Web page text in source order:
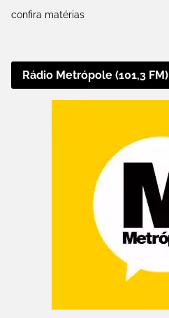
confira matérias
Rádio Metrópole (101,3 FM)